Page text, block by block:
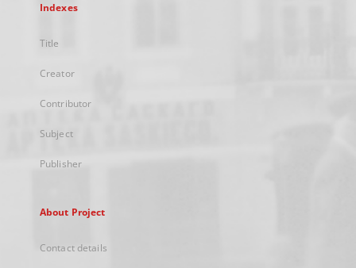
Indexes
Title
Creator
Contributor
Subject
Publisher
About Project
Contact details